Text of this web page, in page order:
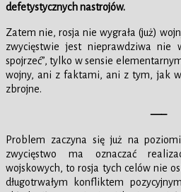
defetystycznych nastrojów.
Zatem nie, rosja nie wygrała (już)
zwycięstwie jest nieprawdziwa nie
spojrzeć”, tylko w sensie
wojny, ani z faktami, ani z tym, jak
zbrojne.
—–
Problem zaczyna się już na
zwycięstwo ma oznaczać
wojskowych, to rosja tych celów nie
długotrwałym konfliktem